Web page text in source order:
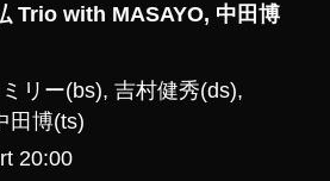
Trio with MASAYO, 中田博
リー(bs), 吉村健秀(ds),
田博(ts)
20:00